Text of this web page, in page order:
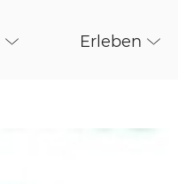
Erleben